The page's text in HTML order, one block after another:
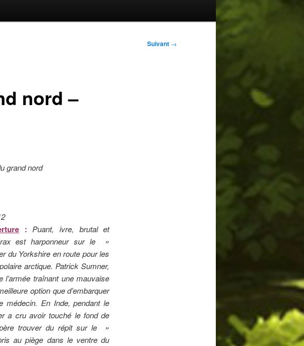
Suivant →
nord –
grand nord
:Puant, ivre, brutal et
est harponneur sur le »
du Yorkshire en route pour les
arctique. Patrick Sumner,
l’armée traînant une mauvaise
option que d’embarquer
médecin. En Inde, pendant le
a cru avoir touché le fond de
trouver du répit sur le »
au piège dans le ventre du